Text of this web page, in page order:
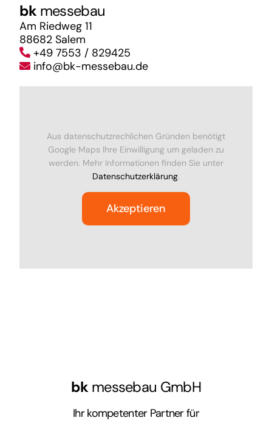
bk messebau
Am Riedweg 11
88682 Salem
+49 7553 / 829425
info@bk-messebau.de
Aus datenschutzrechlichen Gründen benötigt
Google Maps Ihre Einwilligung um geladen zu
werden. Mehr Informationen finden Sie unter
Datenschutzerklärung.
Akzeptieren
bk messebau GmbH
Ihr kompetenter Partner für